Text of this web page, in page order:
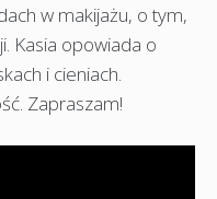
w makijażu, o tym,
Kasia opowiada o
i cieniach.
Zapraszam!